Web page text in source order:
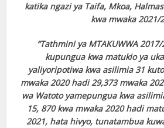
katika ngazi ya Taifa, Mkoa,
kwa mwaka 2021/
“Tathmini ya MTAKUWWA
kupungua kwa matukio ya
yaliyoripotiwa kwa asilimia 31
mwaka 2020 hadi 29,373 mwaka
wa Watoto yamepungua kwa
15, 870 kwa mwaka 2020 hadi
2021, hata hivyo, tunatambua